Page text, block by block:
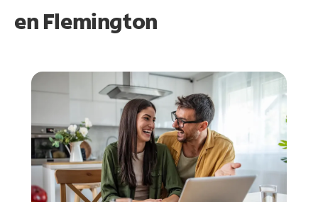
en Flemington